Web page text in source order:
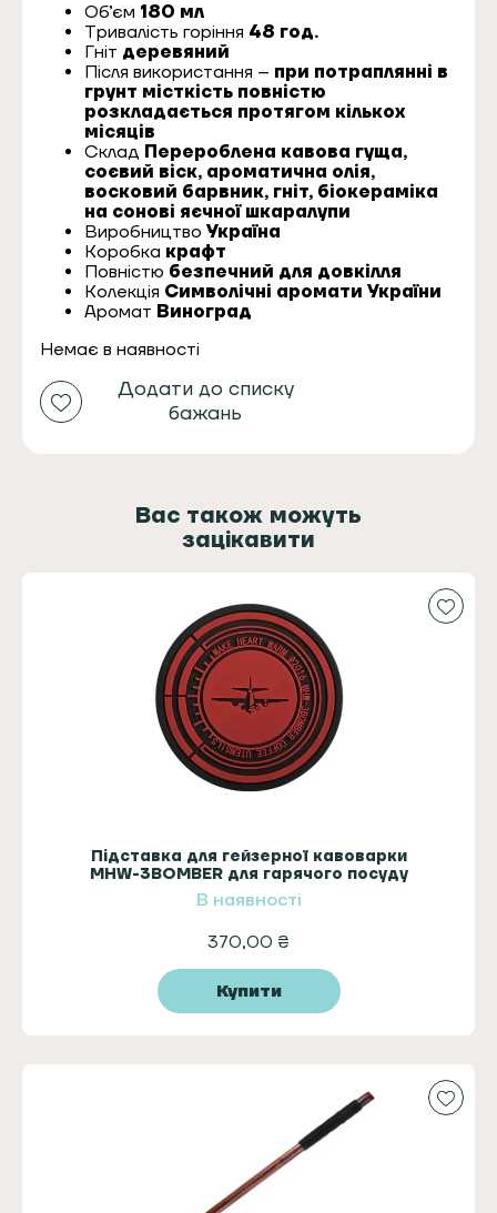
Об’єм 180 мл
Тривалість горіння 48 год.
Гніт деревяний
Після використання – при потраплянні в
грунт місткість повністю
розкладається протягом кількох
місяців
Склад Перероблена кавова гуща,
соєвий віск, ароматична олія,
восковий барвник, гніт, біокераміка
на сонові яєчної шкаралупи
Виробництво Україна
Коробка крафт
Повністю безпечний для довкілля
Колекція Символічні аромати України
Аромат Виноград
Немає в наявності
Додати до списку
бажань
Вас також можуть
зацікавити
Підставка для гейзерної кавоварки
MHW-3BOMBER для гарячого посуду
В наявності
370,00 ₴
Купити